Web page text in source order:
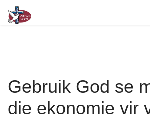
Gebruik God se
die ekonomie vir